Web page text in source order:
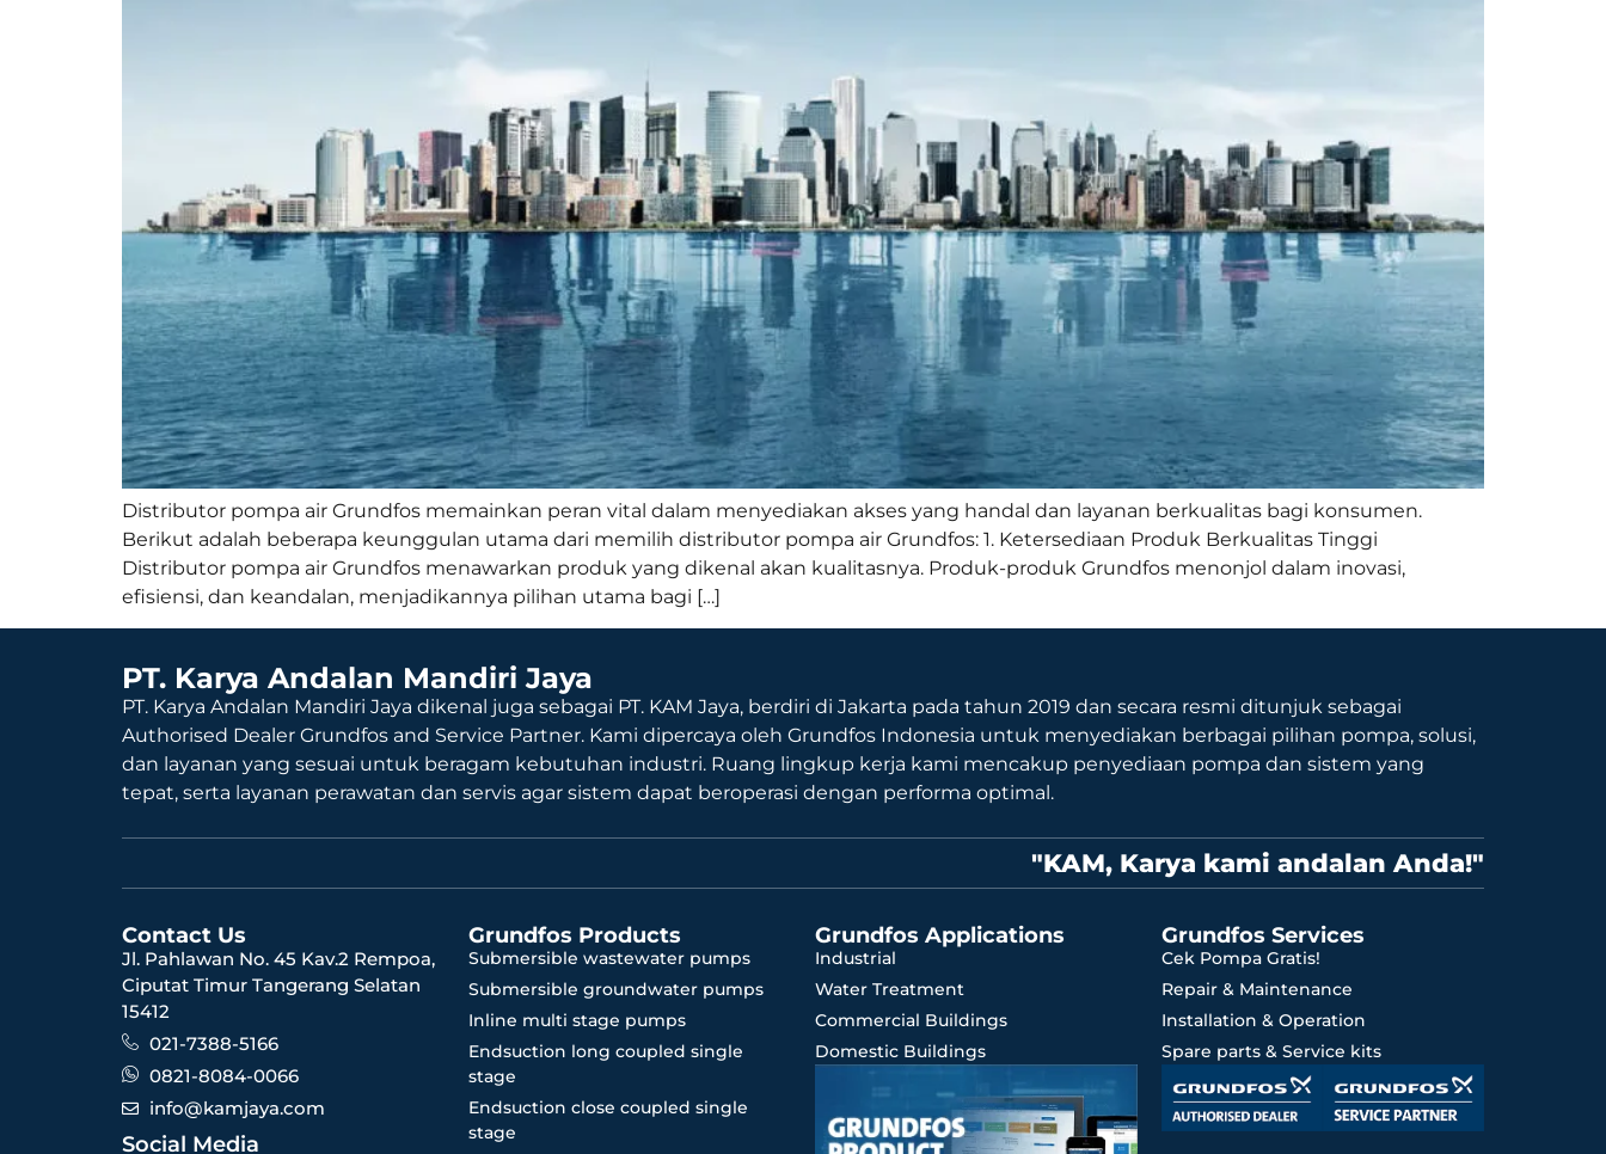
Distributor pompa air Grundfos memainkan peran vital dalam menyediakan akses yang handal dan layanan berkualitas bagi konsumen.
Berikut adalah beberapa keunggulan utama dari memilih distributor pompa air Grundfos: 1. Ketersediaan Produk Berkualitas Tinggi
Distributor pompa air Grundfos menawarkan produk yang dikenal akan kualitasnya. Produk-produk Grundfos menonjol dalam inovasi,
efisiensi, dan keandalan, menjadikannya pilihan utama bagi […]
PT. Karya Andalan Mandiri Jaya
PT. Karya Andalan Mandiri Jaya dikenal juga sebagai PT. KAM Jaya, berdiri di Jakarta pada tahun 2019 dan secara resmi ditunjuk sebagai
Authorised Dealer Grundfos and Service Partner. Kami dipercaya oleh Grundfos Indonesia untuk menyediakan berbagai pilihan pompa, solusi,
dan layanan yang sesuai untuk beragam kebutuhan industri. Ruang lingkup kerja kami mencakup penyediaan pompa dan sistem yang
tepat, serta layanan perawatan dan servis agar sistem dapat beroperasi dengan performa optimal.
"KAM, Karya kami andalan Anda!"
Contact Us
Jl. Pahlawan No. 45 Kav.2 Rempoa,
Ciputat Timur Tangerang Selatan
15412
021-7388-5166
0821-8084-0066
info@kamjaya.com
Social Media
Grundfos Products
Submersible wastewater pumps
Submersible groundwater pumps
Inline multi stage pumps
Endsuction long coupled single
stage
Endsuction close coupled single
stage
Grundfos Applications
Industrial
Water Treatment
Commercial Buildings
Domestic Buildings
Grundfos Services
Cek Pompa Gratis!
Repair & Maintenance
Installation & Operation
Spare parts & Service kits